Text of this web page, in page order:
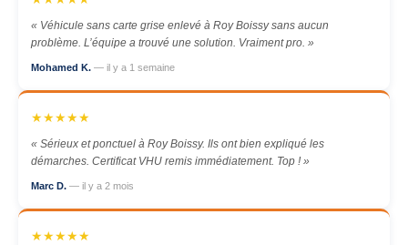
« Véhicule sans carte grise enlevé à Roy Boissy sans aucun
problème. L’équipe a trouvé une solution. Vraiment pro. »
Mohamed K. — il y a 1 semaine
★★★★★
« Sérieux et ponctuel à Roy Boissy. Ils ont bien expliqué les
démarches. Certificat VHU remis immédiatement. Top ! »
Marc D. — il y a 2 mois
★★★★★